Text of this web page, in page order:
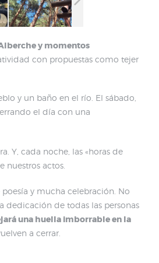
y momentos
con propuestas como tejer
y un baño en el río. El sábado,
el día con una
Y, cada noche, las «horas de
nuestros actos.
y mucha celebración. No
dedicación de todas las personas
una huella imborrable en la
a cerrar.